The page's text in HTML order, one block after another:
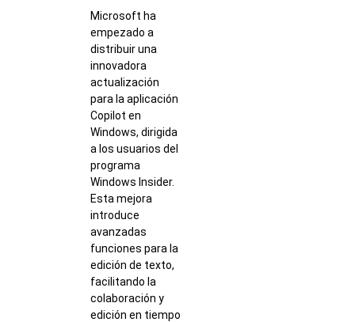
Microsoft ha
empezado a
distribuir una
innovadora
actualización
para la aplicación
Copilot en
Windows, dirigida
a los usuarios del
programa
Windows Insider.
Esta mejora
introduce
avanzadas
funciones para la
edición de texto,
facilitando la
colaboración y
edición en tiempo